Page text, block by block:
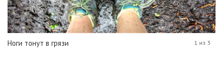
Ноги тонут в грязи 1 из 3